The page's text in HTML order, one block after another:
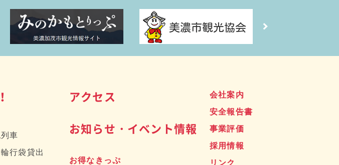
車
行袋貸出
アクセス
お知らせ・イベント情報
お得なきっぷ
会社案内
安全報告書
事業評価
採用情報
リンク